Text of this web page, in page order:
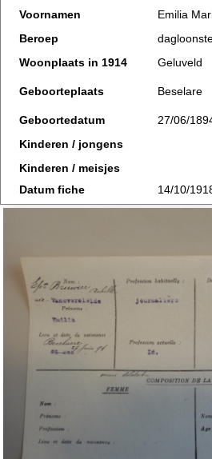
Voornamen
Emilia
Beroep
Woonplaats in 1914
Geluveld
Geboorteplaats Beselare
Geboortedatum
27/06/
Kinderen / jongens
Kinderen / meisjes
Datum fiche
14/10/